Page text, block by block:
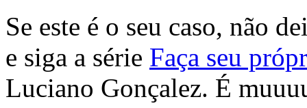
Se este é o seu caso, não
e siga a série Faça seu
Luciano Gonçalez. É